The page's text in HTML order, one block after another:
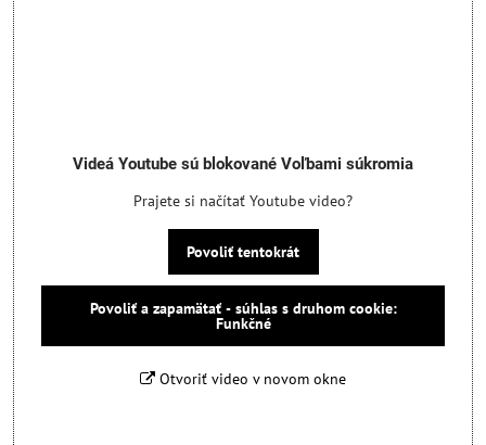
Videá Youtube sú blokované Voľbami súkromia
Prajete si načítať Youtube video?
Povoliť tentokrát
Povoliť a zapamätať - súhlas s druhom cookie:
Funkčné
Otvoriť video v novom okne